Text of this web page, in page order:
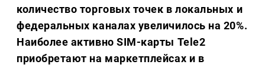
количество торговых точек в локальных и
федеральных каналах увеличилось на 20%.
Наиболее активно SIM-карты Tele2
приобретают на маркетплейсах и в